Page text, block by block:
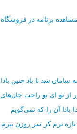
مشاهده برنامه در فروشگاه
سامان شد تا باد چنین بادا
از تو ای تو راحت جان‌های
بادا آن را كه نمی‌گویم
ترم كز سر روزن بپرم